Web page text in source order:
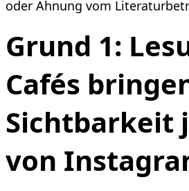
oder Ahnung vom
Grund 1:
Cafés
Sichtbarkeit
von